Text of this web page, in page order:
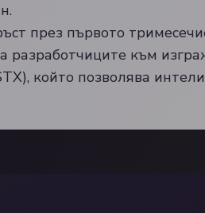
през първото
разработчиците към
който позволява